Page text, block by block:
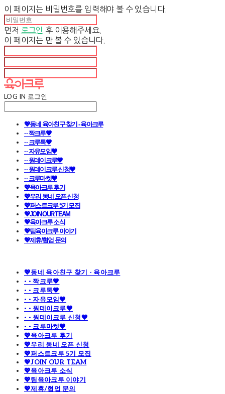
이 페이지는 비밀번호를 입력해야 볼 수 있습니다.
먼저 로그인 후 이용해주세요.
이 페이지는 만 볼 수 있습니다.
LOG IN 로그인
💖동네 육아친구 찾기 - 육아크루
· · 짝크루🧡
· · 크루톡🧡
· · 자유모임🧡
· · 원데이크루🧡
· · 원데이크루 신청🧡
· · 크루마켓🧡
💖육아크루 후기
💖우리 동네 오픈 신청
💖퍼스트크루 5기 모집
💖JOIN OUR TEAM
💖육아크루 소식
💖팀육아크루 이야기
💖제휴/협업 문의
💖동네 육아친구 찾기 - 육아크루
· · 짝크루🧡
· · 크루톡🧡
· · 자유모임🧡
· · 원데이크루🧡
· · 원데이크루 신청🧡
· · 크루마켓🧡
💖육아크루 후기
💖우리 동네 오픈 신청
💖퍼스트크루 5기 모집
💖JOIN OUR TEAM
💖육아크루 소식
💖팀육아크루 이야기
💖제휴/협업 문의